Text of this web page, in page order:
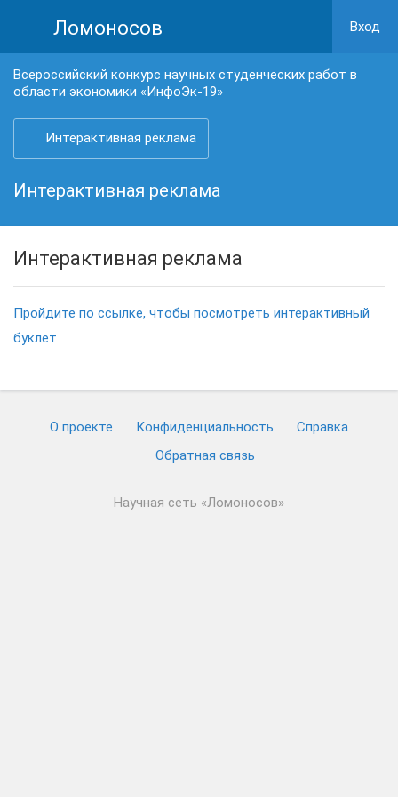
Ломоносов Вход
Всероссийский конкурс научных студенческих работ в
области экономики «ИнфоЭк-19»
Интерактивная реклама
Интерактивная реклама
Интерактивная реклама
Пройдите по ссылке, чтобы посмотреть интерактивный
буклет
О проекте Конфиденциальность
Cправка
Обратная связь
Научная сеть «Ломоносов»